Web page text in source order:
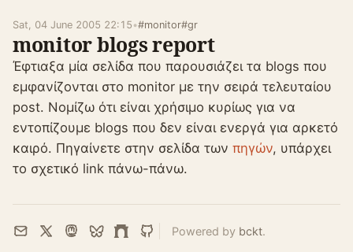
Sat, 04 June 2005 22:15 •#monitor#gr
monitor blogs report
Έφτιαξα μία σελίδα που παρουσιάζει τα blogs που
εμφανίζονται στο monitor με την σειρά τελευταίου
post. Νομίζω ότι είναι χρήσιμο κυρίως για να
εντοπίζουμε blogs που δεν είναι ενεργά για αρκετό
καιρό. Πηγαίνετε στην σελίδα των πηγών, υπάρχει
το σχετικό link πάνω-πάνω.
Email
X Mastodon
BlueskyFarcaster
GitHub
Powered by bckt.